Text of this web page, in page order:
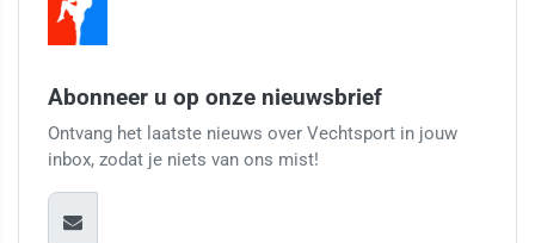
Abonneer u op onze nieuwsbrief
Ontvang het laatste nieuws over Vechtsport in jouw
inbox, zodat je niets van ons mist!